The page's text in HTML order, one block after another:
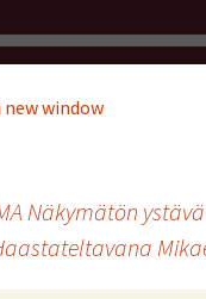
new window
Näkymätön ystävä